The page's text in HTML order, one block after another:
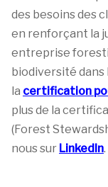
des besoins des
en renforçant la
entreprise
biodiversité dans
la certification
plus de la
(Forest
nous sur LinkedIn.